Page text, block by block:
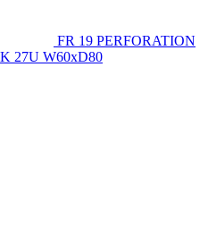
FR 19 PERFORATION
27U W60xD80